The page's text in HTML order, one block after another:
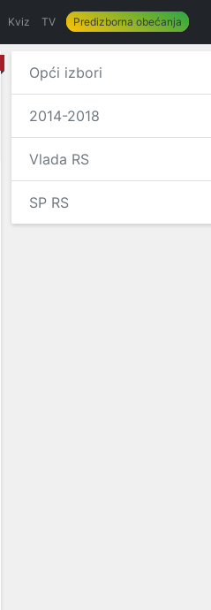
Kviz TV Predizborna obećanja
Opći izbori
2014-2018
Vlada RS
SP RS